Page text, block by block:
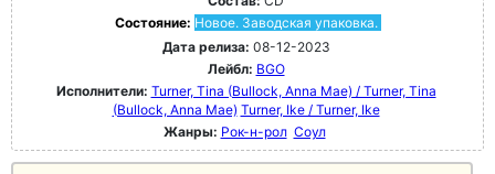
Состояние: Новое. Заводская упаковка.
Дата релиза: 08-12-2023
Лейбл: BGO
Исполнители: Turner, Tina (Bullock, Anna Mae) / Turner, Tina
(Bullock, Anna Mae) Turner, Ike / Turner, Ike
Жанры: Рок-н-poл Соул